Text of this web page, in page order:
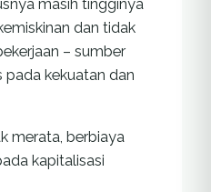
masih tingginya
dan tidak
– sumber
pada kekuatan dan
merata, berbiaya
kapitalisasi